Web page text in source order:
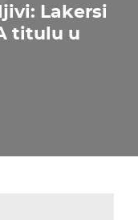
Lakersi
titulu u